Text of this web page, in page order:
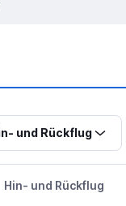
und Rückflug
Hin- und Rückflug